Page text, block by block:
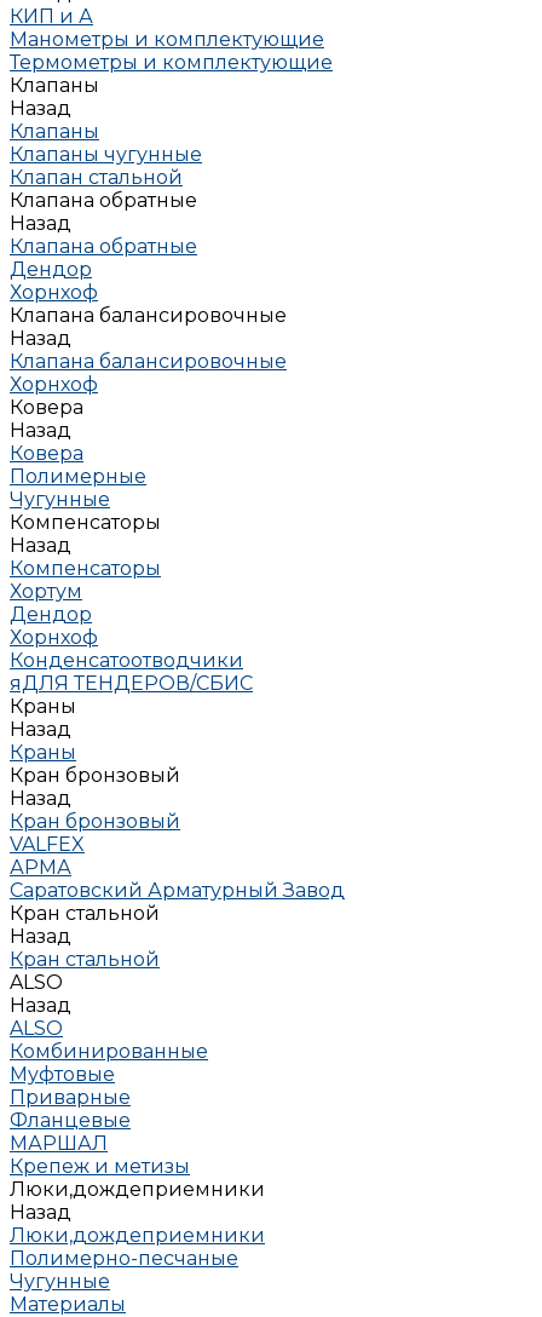
КИП и А
Манометры и комплектующие
Термометры и комплектующие
Клапаны
Назад
Клапаны
Клапаны чугунные
Клапан стальной
Клапана обратные
Назад
Клапана обратные
Дендор
Хорнхоф
Клапана балансировочные
Назад
Клапана балансировочные
Хорнхоф
Ковера
Назад
Ковера
Полимерные
Чугунные
Компенсаторы
Назад
Компенсаторы
Хортум
Дендор
Хорнхоф
Конденсатоотводчики
яДЛЯ ТЕНДЕРОВ/СБИС
Краны
Назад
Краны
Кран бронзовый
Назад
Кран бронзовый
VALFEX
АРМА
Саратовский Арматурный Завод
Кран стальной
Назад
Кран стальной
ALSO
Назад
ALSO
Комбинированные
Муфтовые
Приварные
Фланцевые
МАРШАЛ
Крепеж и метизы
Люки,дождеприемники
Назад
Люки,дождеприемники
Полимерно-песчаные
Чугунные
Материалы